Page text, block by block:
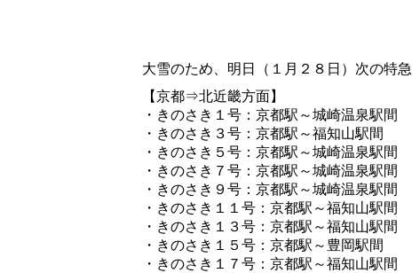
大雪のため、明日（１月２８日）次の特
【京都⇒北近畿方面】
・きのさき１号：京都駅～城崎温泉駅間
・きのさき３号：京都駅～福知山駅間
・きのさき５号：京都駅～城崎温泉駅間
・きのさき７号：京都駅～城崎温泉駅間
・きのさき９号：京都駅～城崎温泉駅間
・きのさき１１号：京都駅～福知山駅間
・きのさき１３号：京都駅～福知山駅間
・きのさき１５号：京都駅～豊岡駅間
・きのさき１７号：京都駅～福知山駅間